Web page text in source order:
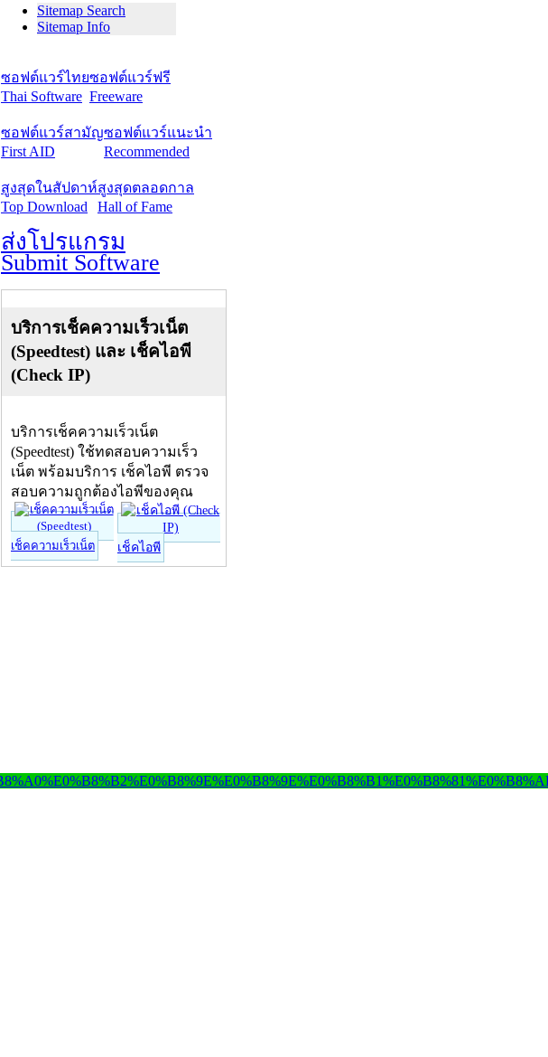
Sitemap Search
Sitemap Info
ซอฟต์แวร์ไทย
Thai Software
ซอฟต์แวร์ฟรี
Freeware
ซอฟต์แวร์สามัญ
First AID
ซอฟต์แวร์แนะนำ
Recommended
สูงสุดในสัปดาห์
Top Download
สูงสุดตลอดกาล
Hall of Fame
ส่งโปรแกรม
Submit Software
บริการเช็คความเร็วเน็ต
(Speedtest) และ เช็คไอพี
(Check IP)
บริการเช็คความเร็วเน็ต
(Speedtest) ใช้ทดสอบความเร็ว
เน็ต พร้อมบริการ เช็คไอพี ตรวจ
สอบความถูกต้องไอพีของคุณ
เช็คความเร็วเน็ต เช็คไอพี